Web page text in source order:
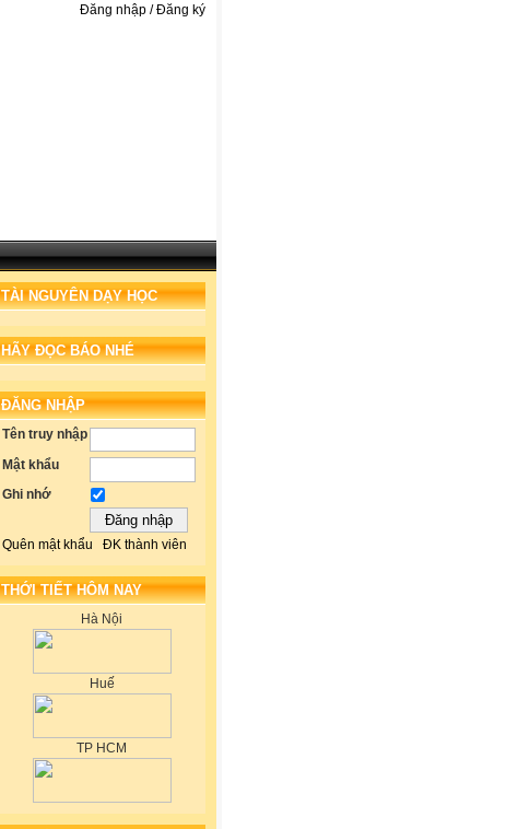
Đăng nhập / Đăng ký
TÀI NGUYÊN DẠY HỌC
HÃY ĐỌC BÁO NHÉ
ĐĂNG NHẬP
Tên truy nhập
Mật khẩu
Ghi nhớ
Quên mật khẩu ĐK thành viên
THỚI TIẾT HÔM NAY
Hà Nội
Huế
TP HCM